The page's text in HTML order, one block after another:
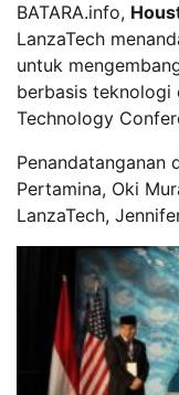
BATARA.info,
LanzaTech
untuk
berbasis teknologi
Technology
Penandatanganan
Pertamina, Oki
LanzaTech,